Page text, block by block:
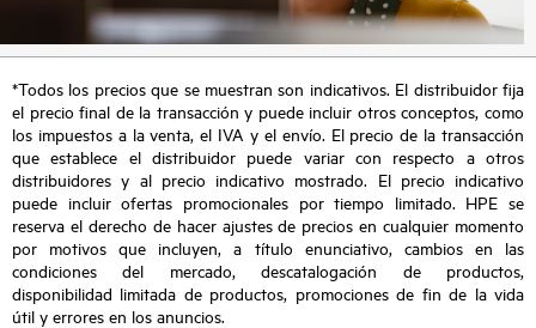
*Todos los precios que se muestran son indicativos. El distribuidor fija
el precio final de la transacción y puede incluir otros conceptos, como
los impuestos a la venta, el IVA y el envío. El precio de la transacción
que establece el distribuidor puede variar con respecto a otros
distribuidores y al precio indicativo mostrado. El precio indicativo
puede incluir ofertas promocionales por tiempo limitado. HPE se
reserva el derecho de hacer ajustes de precios en cualquier momento
por motivos que incluyen, a título enunciativo, cambios en las
condiciones del mercado, descatalogación de productos,
disponibilidad limitada de productos, promociones de fin de la vida
útil y errores en los anuncios.